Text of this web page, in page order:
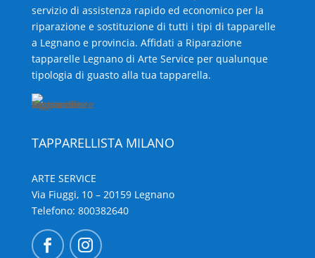
servizio di assistenza rapido ed economico per la
riparazione e sostituzione di tutti i tipi di tapparelle
a Legnano e provincia. Affidati a Riparazione
tapparelle Legnano di Arte Service per qualunque
tipologia di guasto alla tua tapparella.
TAPPARELLISTA MILANO
ARTE SERVICE
Via Fiuggi, 10 – 20159 Legnano
Telefono: 800382640